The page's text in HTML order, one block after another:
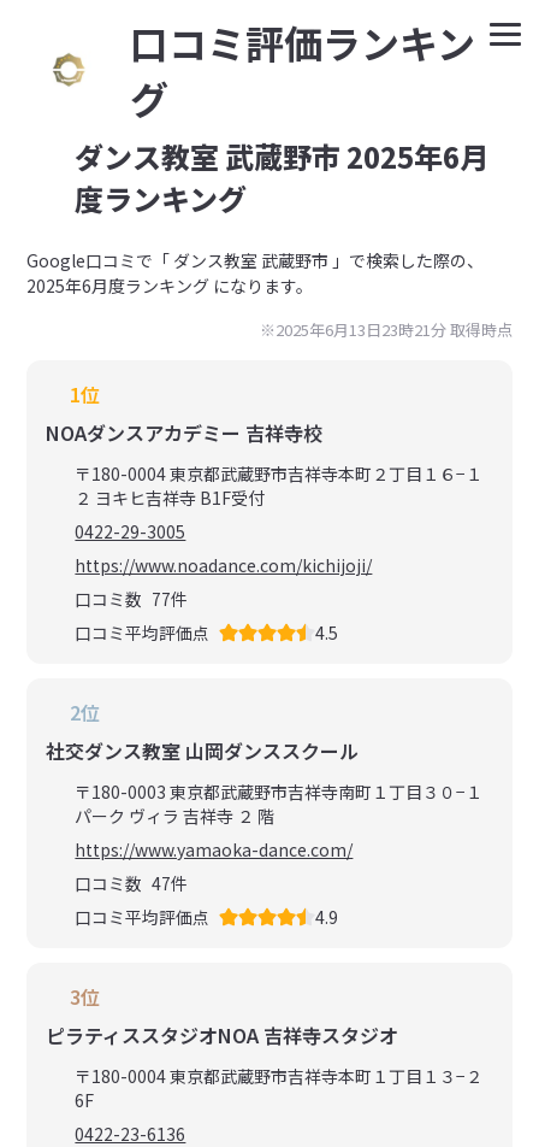
⼝コミ評価ランキン
グ
ダンス教室 武蔵野市 2025年6月
度ランキング
Google⼝コミで「 ダンス教室 武蔵野市 」で検索した際の、
2025年6月度ランキング になります。
※2025年6月13日23時21分 取得時点
1位
NOAダンスアカデミー 吉祥寺校
〒180-0004 東京都武蔵野市吉祥寺本町２丁目１６−１
２ ヨキヒ吉祥寺 B1F受付
0422-29-3005
https://www.noadance.com/kichijoji/
口コミ数 77件
口コミ平均評価点
4.5
2位
社交ダンス教室 山岡ダンススクール
〒180-0003 東京都武蔵野市吉祥寺南町１丁目３０−１
パーク ヴィラ 吉祥寺 ２ 階
https://www.yamaoka-dance.com/
口コミ数 47件
口コミ平均評価点
4.9
3位
ピラティススタジオNOA 吉祥寺スタジオ
〒180-0004 東京都武蔵野市吉祥寺本町１丁目１３−２
6F
0422-23-6136